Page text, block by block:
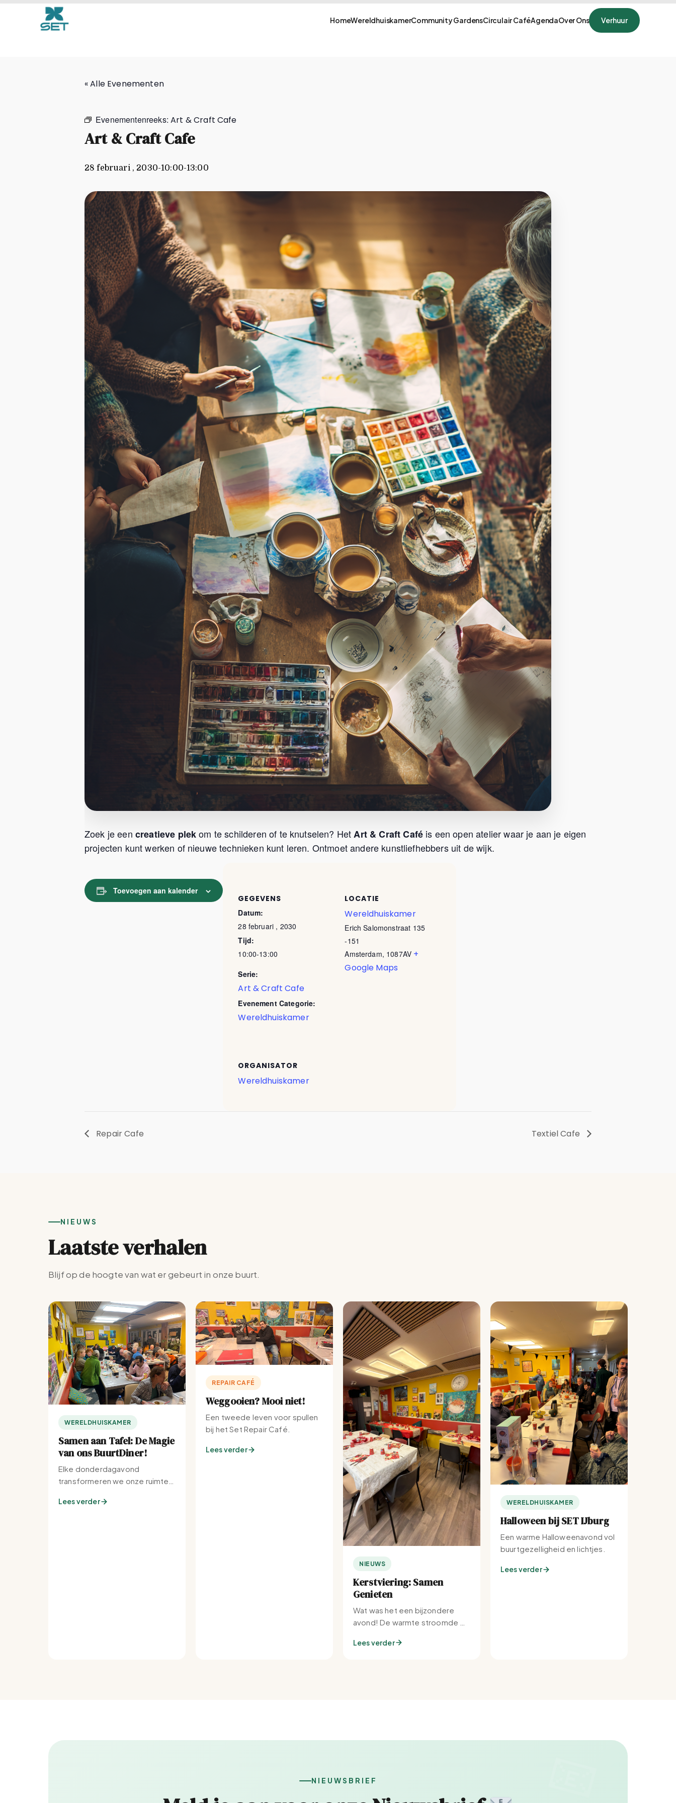
HomeWereldhuiskamerCommunity GardensCirculair CaféAgendaOver Ons Verhuur
Art & Craft Cafe
« Alle Evenementen
Evenementenreeks:Art & Craft Cafe
Art & Craft Cafe
28 februari , 2030-10:00-13:00
Zoek je een creatieve plekom te schilderen of te knutselen? Het Art & Craft Caféis een open atelier waar je aan je eigen
projecten kunt werken of nieuwe technieken kunt leren. Ontmoet andere kunstliefhebbers uit de wijk.
Toevoegen aan kalender
GEGEVENS
Datum:
28 februari , 2030
Tijd:
10:00-13:00
Serie:
Art & Craft Cafe
Evenement Categorie:
Wereldhuiskamer
LOCATIE
Wereldhuiskamer
Erich Salomonstraat 135
-151
Amsterdam, 1087AV +
Google Maps
ORGANISATOR
Wereldhuiskamer
Repair Cafe Textiel Cafe
NIEUWS
Laatste verhalen
Blijf op de hoogte van wat er gebeurt in onze buurt.
WERELDHUISKAMER
Samen aan Tafel: De Magie
van ons BuurtDiner!
Elke donderdagavond
transformeren we onze ruimte
buurt.
Lees verder
REPAIR CAFÉ
Weggooien? Mooi niet!
Een tweede leven voor spullen
bij het Set Repair Café.
Lees verder
NIEUWS
Kerstviering: Samen
Genieten
Wat was het een bijzondere
avond! De warmte stroomde bij
Lees verder
WERELDHUISKAMER
Halloween bij SET IJburg
Een warme Halloweenavond vol
buurtgezelligheid en lichtjes.
Lees verder
NIEUWSBRIEF